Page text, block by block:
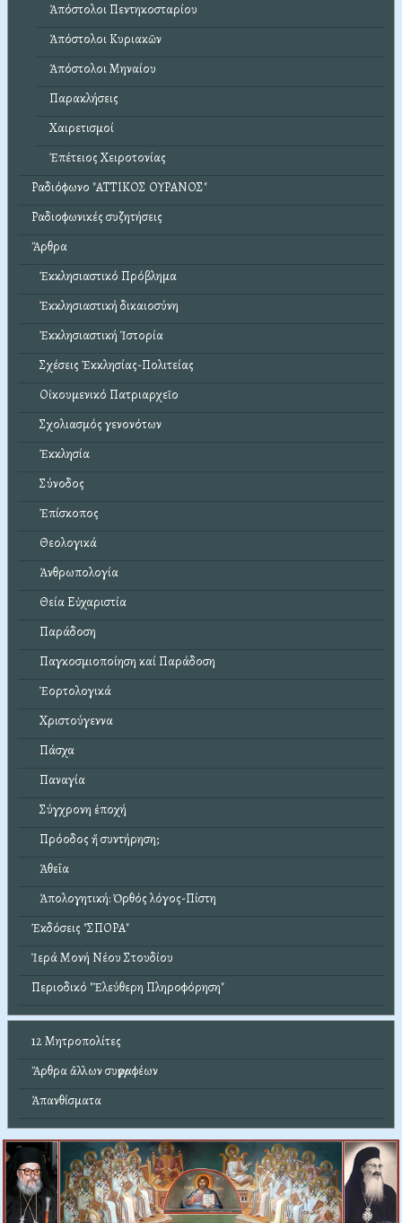
Ἀπόστολοι Πεντηκοσταρίου
Ἀπόστολοι Κυριακῶν
Ἀπόστολοι Μηναίου
Παρακλήσεις
Χαιρετισμοί
Ἐπέτειος Χειροτονίας
Ραδιόφωνο "ΑΤΤΙΚΟΣ ΟΥΡΑΝΟΣ"
Ραδιοφωνικές συζητήσεις
Ἄρθρα
Ἐκκλησιαστικό Πρόβλημα
Ἐκκλησιαστική δικαιοσύνη
Ἐκκλησιαστική Ἱστορία
Σχέσεις Ἐκκλησίας-Πολιτείας
Οἰκουμενικό Πατριαρχεῖο
Σχολιασμός γενονότων
Ἐκκλησία
Σύνοδος
Ἐπίσκοπος
Θεολογικά
Ἀνθρωπολογία
Θεία Εὐχαριστία
Παράδοση
Παγκοσμιοποίηση καί Παράδοση
Ἑορτολογικά
Χριστούγεννα
Πάσχα
Παναγία
Σύγχρονη ἐποχή
Πρόοδος ἤ συντήρηση;
Ἀθεΐα
Ἀπολογητική: Ὀρθός λόγος-Πίστη
Ἐκδόσεις "ΣΠΟΡΑ"
Ἱερά Μονή Νέου Στουδίου
Περιοδικό "Ἐλεύθερη Πληροφόρηση"
12 Μητροπολίτες
Ἄρθρα ἄλλων συγγραφέων
Ἀπανθίσματα